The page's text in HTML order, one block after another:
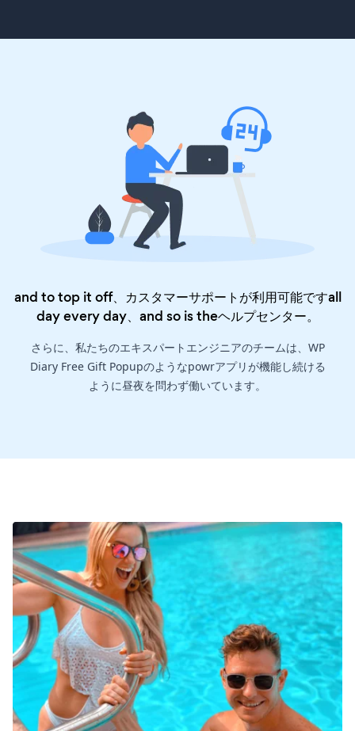
and to top it off、カスタマーサポートが利用可能ですall
day every day、and so is theヘルプセンター。
さらに、私たちのエキスパートエンジニアのチームは、WP
Diary Free Gift Popupのようなpowrアプリが機能し続ける
ように昼夜を問わず働いています。